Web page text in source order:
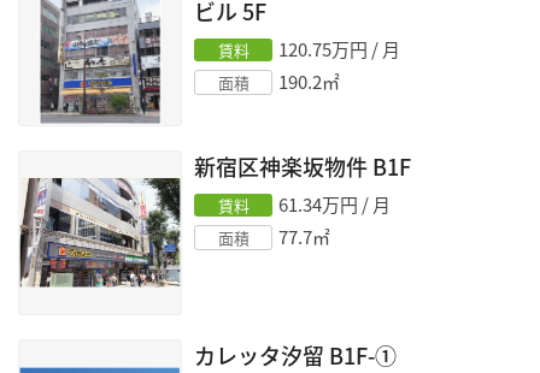
ビル5F
賃料 120.75万円 / 月
面積 190.2㎡
新宿区神楽坂物件B1F
賃料 61.34万円 / 月
面積 77.7㎡
カレッタ汐留 B1F-①